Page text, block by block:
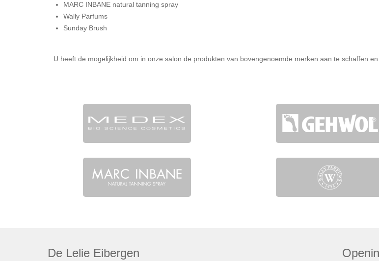
MARC INBANE natural tanning spray
Wally Parfums
Sunday Brush
U heeft de mogelijkheid om in onze salon de produkten van bovengenoemde merken aan te schaffen
De Lelie Eibergen